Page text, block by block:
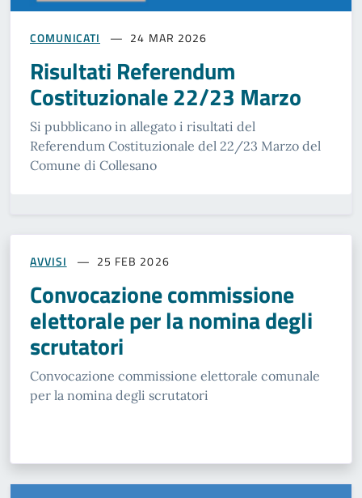
COMUNICATI 24 MAR 2026
Risultati Referendum
Costituzionale 22/23 Marzo
Si pubblicano in allegato i risultati del
Referendum Costituzionale del 22/23 Marzo del
Comune di Collesano
AVVISI 25 FEB 2026
Convocazione commissione
elettorale per la nomina degli
scrutatori
Convocazione commissione elettorale comunale
per la nomina degli scrutatori